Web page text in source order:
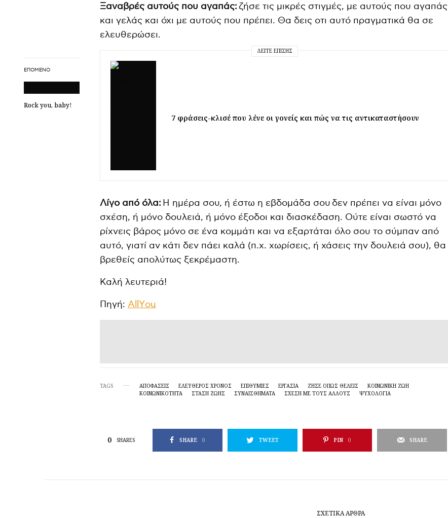
ΕΠΌΜΕΝΟ
Rock you, baby!
Ξαναβρές αυτούς που αγαπάς: ζήσε τις μικρές στιγμές, με αυτούς που αγαπάς
και γελάς και όχι με αυτούς που πρέπει. Θα δεις οτι αυτό πραγματικά θα σε
ελευθερώσει.
ΔΕΊΤΕ ΕΠΊΣΗΣ
7 φράσεις-κλισέ που λένε οι γονείς και πώς να τις αντικαταστήσουν
Λίγο από όλα: Η ημέρα σου, ή έστω η εβδομάδα σου δεν πρέπει να είναι μόνο
σχέση, ή μόνο δουλειά, ή μόνο έξοδοι και διασκέδαση. Ούτε είναι σωστό να
ρίχνεις βάρος μόνο σε ένα κομμάτι και να εξαρτάται όλο σου το σύμπαν από
αυτό, γιατί αν κάτι δεν πάει καλά (π.χ. χωρίσεις, ή χάσεις την δουλειά σου), θα
βρεθείς απολύτως ξεκρέμαστη.
Καλή λευτεριά!
Πηγή:ΑllΥou
TAGS ΑΠΟΦΑΣΕΙΣ ΕΛΕΥΘΕΡΟΣ ΧΡΟΝΟΣ ΕΠΙΘΥΜΊΕΣ ΕΡΓΑΣΊΑ ΖΉΣΕ ΌΠΩΣ ΘΈΛΕΙΣ
ΚΟΙΝΩΝΙΚΉ ΖΩΉ
ΚΟΙΝΩΝΙΚΟΤΗΤΑ
ΣΤΆΣΗ ΖΩΉΣ ΣΥΝΑΙΣΘΗΜΑΤΑ ΣΧΈΣΗ ΜΕ ΤΟΥΣ ΆΛΛΟΥΣ ΨΥΧΟΛΟΓΙΑ
0 SHARES SHARE 0 TWEET PIN 0 SHARE
ΣΧΕΤΙΚΆ ΆΡΘΡΑ